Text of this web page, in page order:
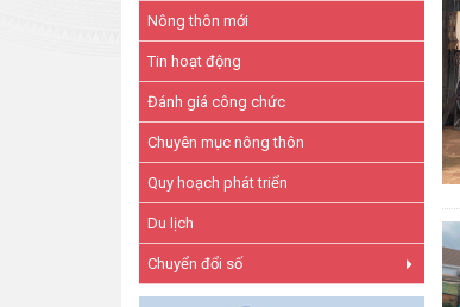
Nông thôn mới
Tin hoạt động
Đánh giá công chức
Chuyên mục nông thôn
Quy hoạch phát triển
Du lịch
Chuyển đổi số